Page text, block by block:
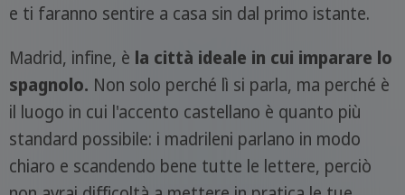
e ti faranno sentire a casa sin dal primo istante.
Madrid, infine, è la città ideale in cui imparare lo
spagnolo. Non solo perché lì si parla, ma perché è
il luogo in cui l'accento castellano è quanto più
standard possibile: i madrileni parlano in modo
chiaro e scandendo bene tutte le lettere, perciò